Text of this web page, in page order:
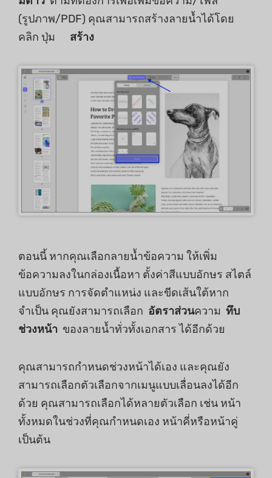
(รูปภาพ/PDF) คุณสามารถสร้างลายน้ำได้โดย
คลิก ปุ่ม สร้าง
ตอนนี้ หากคุณเลือกลายน้ำข้อความ ให้เพิ่ม
ข้อความลงในกล่องเนื้อหา ตั้งค่าสีแบบอักษร สไตล์
แบบอักษร การจัดตำแหน่ง และขีดเส้นใต้หาก
จำเป็น คุณยังสามารถเลือก อัตราส่วนความ ทึบ
ช่วงหน้า ของลายน้ำทั่วทั้งเอกสาร ได้อีกด้วย
คุณสามารถกำหนดช่วงหน้าได้เอง และคุณยัง
สามารถเลือกตัวเลือกจากเมนูแบบเลื่อนลงได้อีก
ด้วย คุณสามารถเลือกได้หลายตัวเลือก เช่น หน้า
ทั้งหมดในช่วงที่คุณกำหนดเอง หน้าคี่หรือหน้าคู่
เป็นต้น